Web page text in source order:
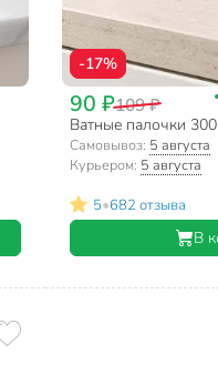
-17%
90 ₽109 ₽
Ватные палочки
Самовывоз: 5 августа
Курьером: 5 августа
5•682 отзыва
В